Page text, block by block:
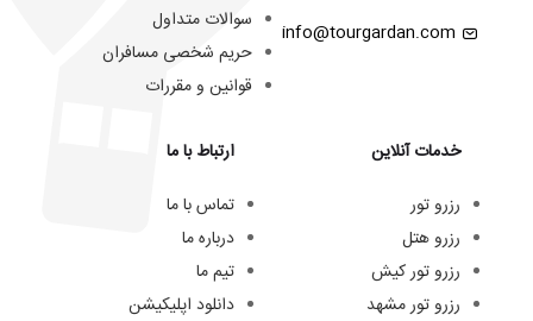
info@tourgardan.com
خدمات آنلاین
رزرو تور
رزرو هتل
رزرو تور کیش
رزرو تور مشهد
سوالات متداول
حریم شخصی مسافران
قوانین و مقررات
ارتباط با ما
تماس با ما
درباره ما
تیم ما
دانلود اپلیکیشن